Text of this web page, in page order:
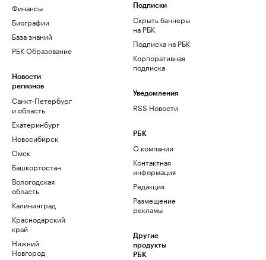
Финансы
Биографии
База знаний
РБК Образование
Новости
регионов
Санкт-Петербург
и область
Екатеринбург
Новосибирск
Омск
Башкортостан
Вологодская
область
Калининград
Краснодарский
край
Нижний
Новгород
Подписки
Скрыть баннеры
на РБК
Подписка на РБК
Корпоративная
подписка
Уведомления
RSS Новости
РБК
О компании
Контактная
информация
Редакция
Размещение
рекламы
Другие
продукты
РБК